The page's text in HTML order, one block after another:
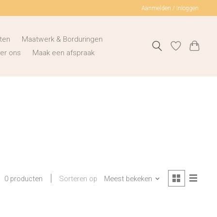
Aanmelden / Inloggen
Maatwerk & Borduringen
ons Maak een afspraak
0 producten Sorteren op Meest bekeken